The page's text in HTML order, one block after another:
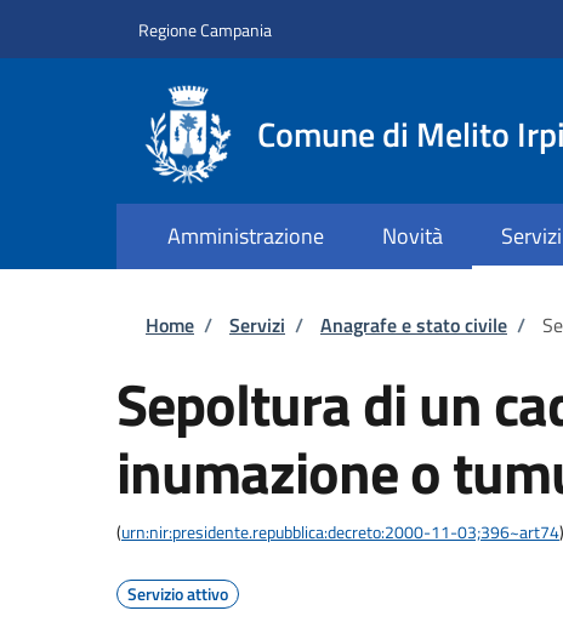
Regione Campania
Comune di Melito
Amministrazione Novità Servizi
Briciole di pane
Home / Servizi / Anagrafe e stato civile /
Sepoltura di un
inumazione o
(urn:nir:presidente.repubblica:decreto:2000-11-03;396~art74)
Servizio attivo